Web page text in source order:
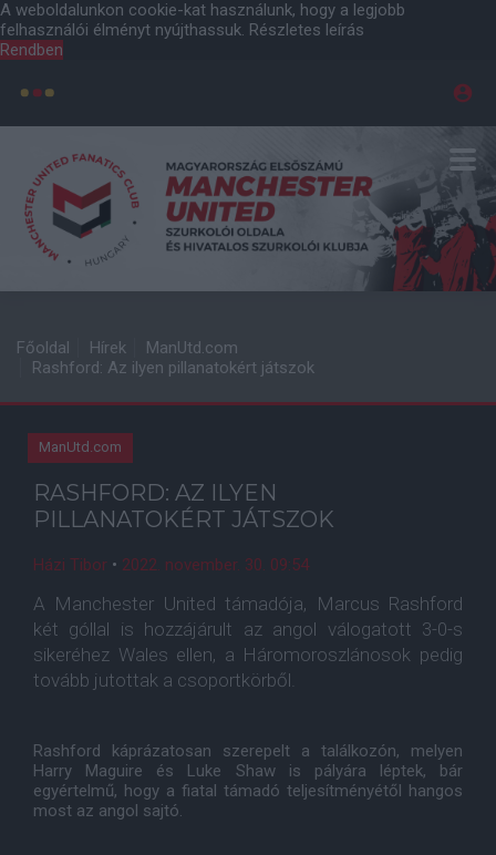
A weboldalunkon cookie-kat használunk, hogy a legjobb
felhasználói élményt nyújthassuk. Részletes leírás
Rendben
Főoldal Hírek
ManUtd.com
Rashford: Az ilyen pillanatokért játszok
ManUtd.com
RASHFORD: AZ ILYEN
PILLANATOKÉRT JÁTSZOK
Házi Tibor • 2022. november. 30. 09:54
A Manchester United támadója, Marcus Rashford
két góllal is hozzájárult az angol válogatott 3-0-s
sikeréhez Wales ellen, a Háromoroszlánosok pedig
tovább jutottak a csoportkörből.
Rashford káprázatosan szerepelt a találkozón, melyen
Harry Maguire és Luke Shaw is pályára léptek, bár
egyértelmű, hogy a fiatal támadó teljesítményétől hangos
most az angol sajtó.